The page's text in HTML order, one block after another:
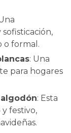
o formal.
: Una
para hogares
: Esta
festivo,